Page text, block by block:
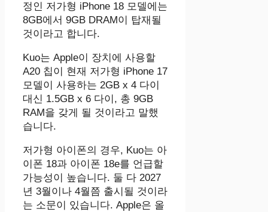
정인 저가형 iPhone 18 모델에는
8GB에서 9GB DRAM이 탑재될
것이라고 합니다.
Kuo는 Apple이 장치에 사용할
A20 칩이 현재 저가형 iPhone 17
모델이 사용하는 2GB x 4 다이
대신 1.5GB x 6 다이, 총 9GB
RAM을 갖게 될 것이라고 말했
습니다.
저가형 아이폰의 경우, Kuo는 아
이폰 18과 아이폰 18e를 언급할
가능성이 높습니다. 둘 다 2027
년 3월이나 4월쯤 출시될 것이라
는 소문이 있습니다. Apple은 올